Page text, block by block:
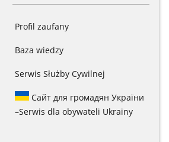
Profil zaufany
Baza wiedzy
Serwis Służby Cywilnej
Сайт для громадян України
–Serwis dla obywateli Ukrainy